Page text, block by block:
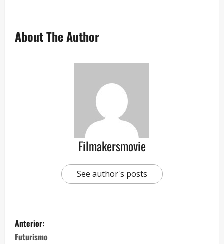
About The Author
Filmakersmovie
See author's posts
Anterior:
Futurismo